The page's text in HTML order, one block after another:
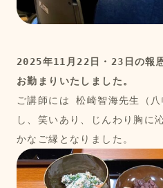
2025年11月22日・23日の報
お勤まりいたしました。
ご講師には 松崎智海先生（八
し、笑いあり、じんわり胸に
かなご縁となりました。